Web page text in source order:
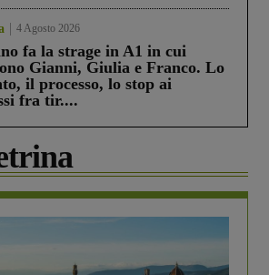
4 Agosto 2026
fa la strage in A1 in cui
Gianni, Giulia e Franco. Lo
il processo, lo stop ai
fra tir....